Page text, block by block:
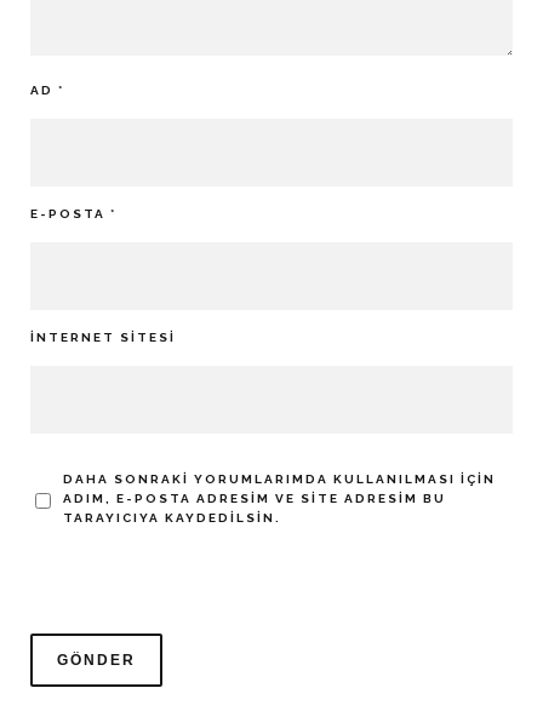
AD *
E-POSTA *
İNTERNET SITESI
DAHA SONRAKI YORUMLARIMDA KULLANILMASI IÇIN
ADIM, E-POSTA ADRESIM VE SITE ADRESIM BU
TARAYICIYA KAYDEDILSIN.